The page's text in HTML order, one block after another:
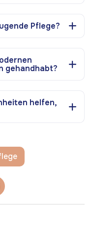
Pflege?
gehandhabt?
helfen,